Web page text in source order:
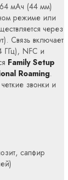
мАч (44 мм)
режиме или
через
Связь включает
NFC и
Family Setup
Roaming.
звонки и
сапфир